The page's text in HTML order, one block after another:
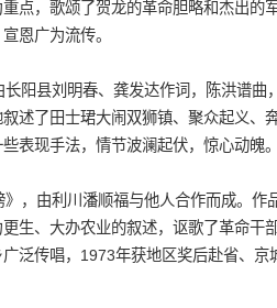
点，歌颂了贺龙的革命胆略和杰出的
恩广为流传。
阳县刘明春、龚发达作词，陈洪谱曲
述了田士珺大闹双狮镇、聚众起义、
表现手法，情节波澜起伏，惊心动魄
，由利川潘顺福与他人合作而成。作
生、大办农业的叙述，讴歌了革命干
泛传唱，1973年获地区奖后赴省、京